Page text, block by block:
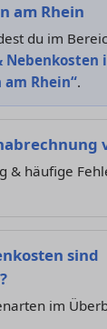
am Rhein
du im
Nebenkosten
Rhein“.
& häufige
sind
im